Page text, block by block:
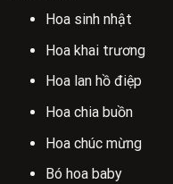
Hoa sinh nhật
Hoa khai trương
Hoa lan hồ điệp
Hoa chia buồn
Hoa chúc mừng
Bó hoa baby